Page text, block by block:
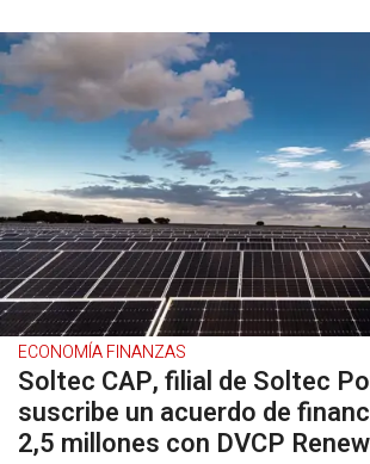
ECONOMÍA FINANZAS
Soltec CAP, filial de Soltec
suscribe un acuerdo de
2,5 millones con DVCP